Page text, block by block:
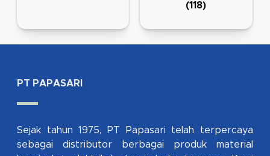
(118)
PT PAPASARI
Sejak tahun 1975, PT Papasari telah terpercaya
sebagai distributor berbagai produk material